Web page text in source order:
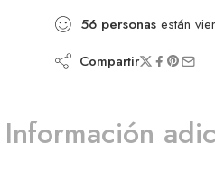
56 personas están
Compartir
Información